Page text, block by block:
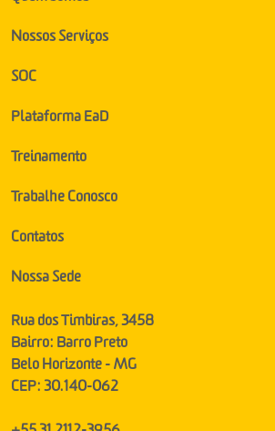
Nossos Serviços
SOC
Plataforma EaD
Treinamento
Trabalhe Conosco
Contatos
Nossa Sede
Rua dos Timbiras, 3458
Bairro: Barro Preto
Belo Horizonte - MG
CEP: 30.140-062